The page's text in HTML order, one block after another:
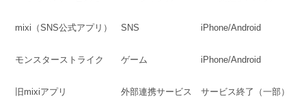
mixi（SNS公式アプリ） SNS iPhone/Android
モンスターストライク ゲーム iPhone/Android
旧mixiアプリ 外部連携サービス サービス終了（一部）